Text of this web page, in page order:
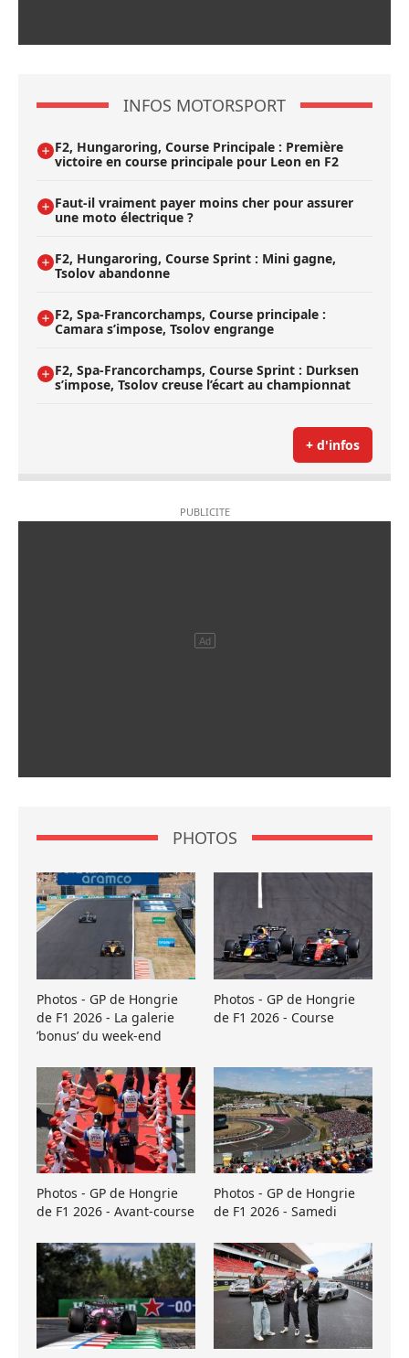
INFOS MOTORSPORT
F2, Hungaroring, Course Principale : Première
victoire en course principale pour Leon en F2
Faut-il vraiment payer moins cher pour assurer
une moto électrique ?
F2, Hungaroring, Course Sprint : Mini gagne,
Tsolov abandonne
F2, Spa-Francorchamps, Course principale :
Camara s’impose, Tsolov engrange
F2, Spa-Francorchamps, Course Sprint : Durksen
s’impose, Tsolov creuse l’écart au championnat
+ d'infos
PHOTOS
Photos - GP de Hongrie
de F1 2026 - La galerie
’bonus’ du week-end
Photos - GP de Hongrie
de F1 2026 - Course
Photos - GP de Hongrie
de F1 2026 - Avant-course
Photos - GP de Hongrie
de F1 2026 - Samedi